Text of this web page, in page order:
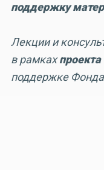
поддержку
Лекции и
в рамках
поддержке Фонда